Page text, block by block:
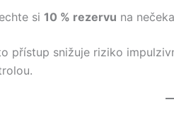
si 10 % rezervu na
přístup snižuje riziko